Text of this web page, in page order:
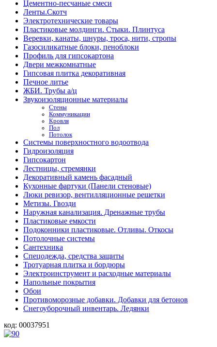
Цементно-песчаные смеси
Ленты.Скотч
Электротехнические товары
Пластиковые молдинги. Стыки. Плинтуса
Веревки, канаты, шнуры, троса, нити, стропы
Газосиликатные блоки, пеноблоки
Профиль для гипсокартона
Двери межкомнатные
Гипсовая плитка декоративная
Печное литье
ЖБИ. Трубы а/ц
Звукоизоляционные материалы
Стены
Коммуникации
Кровля
Пол
Потолок
Системы поверхностного водоотвода
Гидроизоляция
Гипсокартон
Лестницы, стремянки
Декоративный камень фасадный
Кухонные фартуки (Панели стеновые)
Люки ревизор, вентилляционные решетки
Метизы. Гвозди
Наружная канализация. Дренажные трубы
Пластиковые емкости
Подоконники пластиковые. Отливы. Откосы
Потолочные системы
Сантехника
Спецодежда, средства защиты
Тротуарная плитка и бордюры
Электроинструмент и расходные материалы
Напольные покрытия
Обои
Противоморозные добавки. Добавки для бетонов
Снегоуборочный инвентарь. Ледянки
код: 00037951